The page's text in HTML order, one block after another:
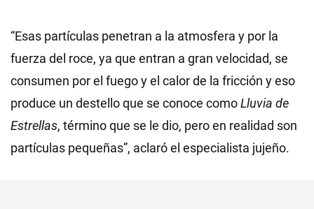
“Esas partículas penetran a la atmosfera y por la
fuerza del roce, ya que entran a gran velocidad, se
consumen por el fuego y el calor de la fricción y eso
produce un destello que se conoce comoLluvia de
Estrellas, término que se le dio, pero en realidad son
partículas pequeñas”, aclaró el especialista jujeño.